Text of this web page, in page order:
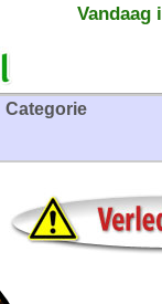
Vandaag
Categorie